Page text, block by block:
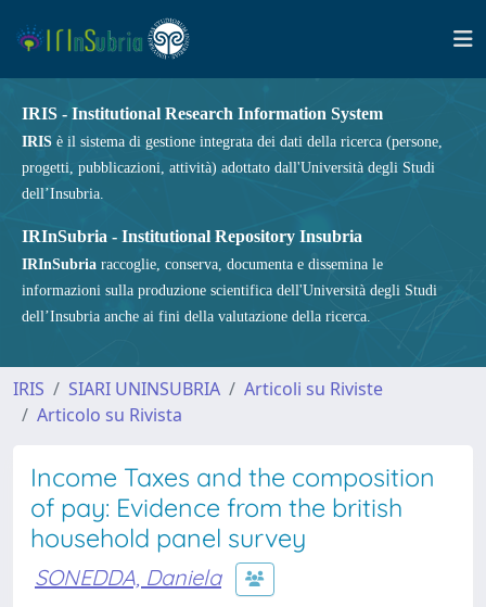
IRIS - Institutional Research Information System
IRIS è il sistema di gestione integrata dei dati della ricerca (persone,
progetti, pubblicazioni, attività) adottato dall'Università degli Studi
dell’Insubria.
IRInSubria - Institutional Repository Insubria
IRInSubria raccoglie, conserva, documenta e dissemina le
informazioni sulla produzione scientifica dell'Università degli Studi
dell’Insubria anche ai fini della valutazione della ricerca.
IRIS SIARI UNINSUBRIA
Articoli su Riviste
Articolo su Rivista
Income Taxes and the composition
of pay: Evidence from the british
household panel survey
SONEDDA, Daniela